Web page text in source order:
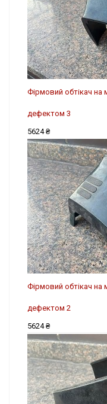
Фірмовий обтікач на
дефектом 3
5624 ₴
Фірмовий обтікач на
дефектом 2
5624 ₴